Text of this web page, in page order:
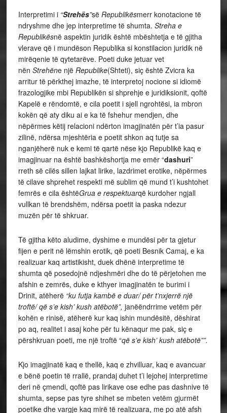
Interpretimi i “Strehës”së Republikësmerr konotacione të
ndryshme dhe jep interpretime të shumta. Streha e
Republikësnë aspektin juridik është mbështetja e të gjitha
vlerave që i mundëson Republika si konstilacion juridik në
mirëqenie të qytetarëve. Poeti duke jetuar vet
nën Strehëne një Republike(Shteti), siç është Zvicra ka
arritur të përkthej imazhe, të interpretoj nocione si idiomë
frazologjike mbi Republikën si shprehje e juridiksionit, qoftë
Kapelë e rëndomtë, e cila poetit i sjell ngrohtësi, ia mbron
kokën që aty diku ai e ka të fshehur mendjen, dhe
nëpërmes këtij relacioni ndërton imagjinatën për t’ia pasur
zilinë, ndërsa mjeshtëria e poetit shkon aq tutje sa
nganjëherë nuk e kemi të qartë nëse kjo Republikë kaq e
imagjinuar na është bashkëshortja me emër “dashuri”
rreth së cilës sillen lajkat lirike, lazdrimet erotike, nëpërmes
të cilave shprehet respekti më sublim që mund t’i kushtohet
femrës e cila ështëGrua e respektuarqë kurdoher ngjall
vullkan të brendshëm, ndërsa poetit ia paska ndezur
muzën për të shkruar.
Të gjitha këto aludime, dyshime e mundësi për ta gjetur
fijen e perit në lëmshin erotik, që poeti Besnik Camaj, e ka
realizuar kaq artistikisht, duek dhënë interpretime të
shumta që posedojnë ndjeshmëri dhe do të përjetohen me
afshin e zemrës, duke e kthyer imagjinatën te burimi i
Drinit, atëherë “ku futja kambë e duar/ për t’nxjerrë një
troftë/ që s’e kish’ kush atëbotë”, janëëndrrime vetëm për
kohën e rinisë, atëherë kur kaq ishin mundësitë, dëshirat
po aq, realitet i asaj kohe për tu kënaqur me pak, siç e
përshkruan poeti, me një troftë “që s’e kish’ kush atëbotë””.
Kjo imagjinatë kaq e thellë, kaq e zhvilluar, kaq e avancuar
e bënë poetin të rrallë, prandaj duhet t’i lejohej interpretime
deri në çmendi, qoftë pas lirikave ose edhe pas dashnive të
shumta, sepse pas tyre shihet se mbeten vetëm gjurmët
poetike dhe vargje kaq mirë të realizuara, me po atë afsh